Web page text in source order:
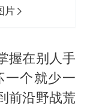
片
握在别人手
一个就少一
前沿野战荒